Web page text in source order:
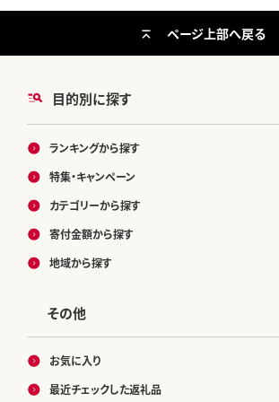
目的別に探す
ランキングから探す
特集・キャンペーン
カテゴリーから探す
寄付金額から探す
地域から探す
その他
お気に入り
最近チェックした返礼品
ページ上部へ戻る